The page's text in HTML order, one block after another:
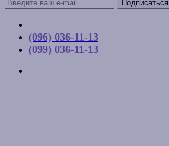
Подписаться
(096) 036-11-13
(099) 036-11-13